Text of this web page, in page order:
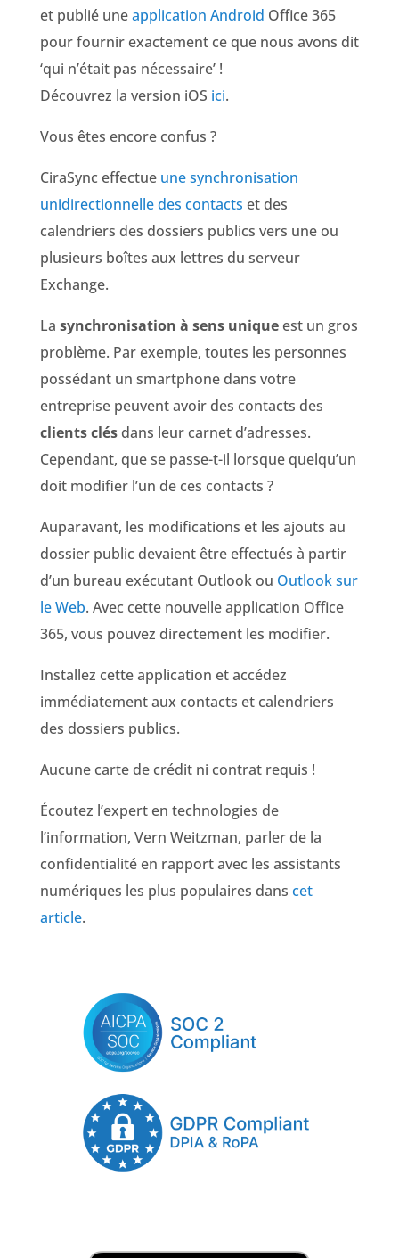
et publié uneapplication Android Office 365
pour fournir exactement ce que nous avons dit
‘qui n’était pas nécessaire’ !
Découvrez la version iOS ici.
Vous êtes encore confus ?
CiraSync effectue une synchronisation
unidirectionnelle des contacts et des
calendriers des dossiers publics vers une ou
plusieurs boîtes aux lettres du serveur
Exchange.
La synchronisation à sens uniqueest un gros
problème. Par exemple, toutes les personnes
possédant un smartphone dans votre
entreprise peuvent avoir des contacts des
clients clésdans leur carnet d’adresses.
Cependant, que se passe-t-il lorsque quelqu’un
doit modifier l’un de ces contacts ?
Auparavant, les modifications et les ajouts au
dossier public devaient être effectués à partir
d’un bureau exécutant Outlook ou Outlook sur
le Web. Avec cette nouvelle application Office
365, vous pouvez directement les modifier.
Installez cette application et accédez
immédiatement aux contacts et calendriers
des dossiers publics.
Aucune carte de crédit ni contrat requis !
Écoutez l’expert en technologies de
l’information, Vern Weitzman, parler de la
confidentialité en rapport avec les assistants
numériques les plus populaires dans cet
article.